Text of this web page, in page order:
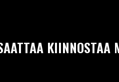
KIINNOSTAA